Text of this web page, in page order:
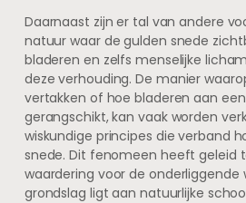
Daarnaast zijn er tal van andere
natuur waar de gulden snede
bladeren en zelfs menselijke
deze verhouding. De manier
vertakken of hoe bladeren aan
gerangschikt, kan vaak worden
wiskundige principes die verband
snede. Dit fenomeen heeft geleid
waardering voor de onderliggende
grondslag ligt aan natuurlijke